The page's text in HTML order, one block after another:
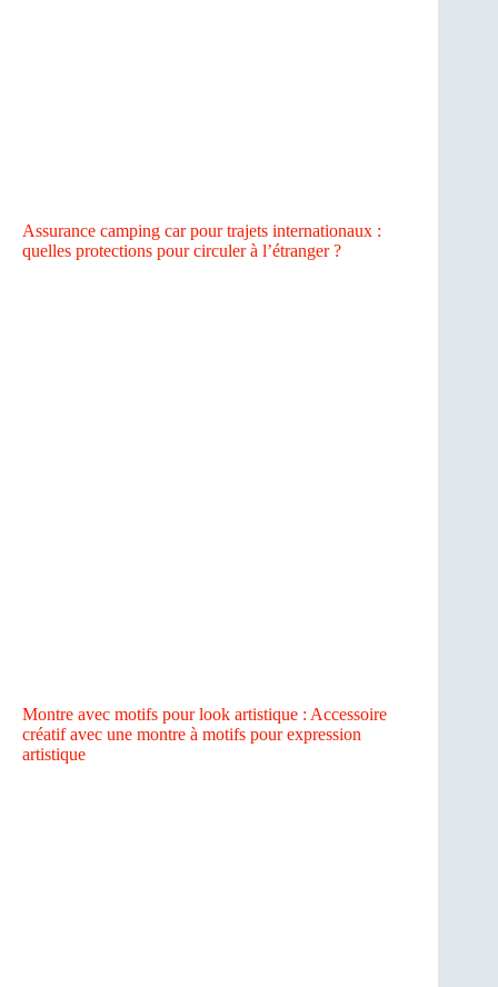
Assurance camping car pour trajets internationaux :
quelles protections pour circuler à l’étranger ?
Montre avec motifs pour look artistique : Accessoire
créatif avec une montre à motifs pour expression
artistique